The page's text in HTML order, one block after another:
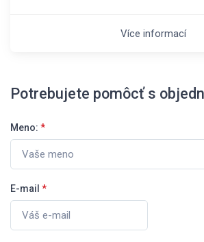
Více informací
Potrebujete pomôcť s
Meno: *
E-mail *